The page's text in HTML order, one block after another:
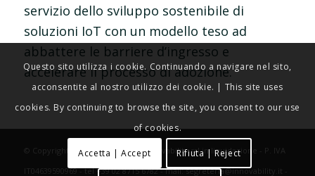
servizio dello sviluppo sostenibile di
soluzioni IoT con un modello teso ad
abbattere le barriere d’ingresso e
accelerare il processo di adozione.
© Copyright - IOTHINGS World - Innovability srl in liquidazione - P. IVA
IT04639590969 - tel +39 02 8715 6782 - mail: segreteria@innovability.it -
Questo sito utilizza i cookie. Continuando a navigare nel sito,
acconsentite al nostro utilizzo dei cookie. | This site uses
cookies. By continuing to browse the site, you consent to our use
of cookies.
Accetta | Accept Rifiuta | Reject